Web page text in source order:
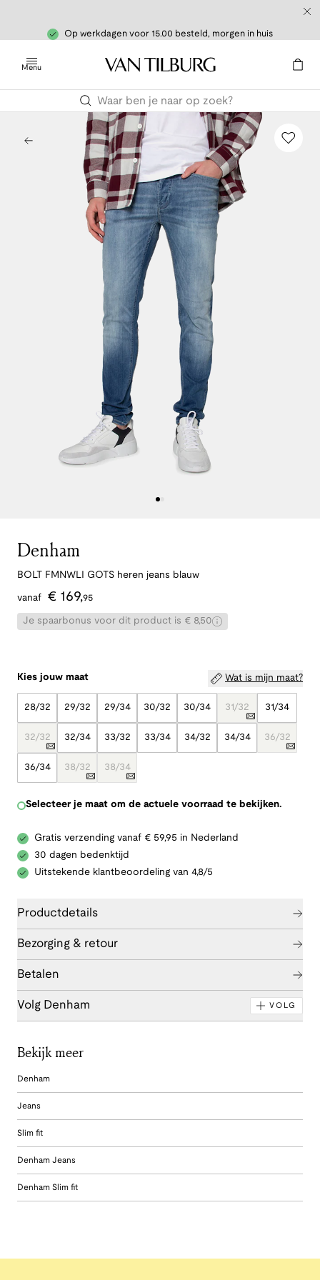
Op werkdagen voor 15.00 besteld, morgen in huis
Menu
Denham
BOLT FMNWLI GOTS heren jeans blauw
vanaf € 169,95
Je spaarbonus voor dit product is € 8,50
Kies jouw maat Wat is mijn maat?
28/32 29/32 29/34 30/32 30/34 31/32 31/34
32/32 32/34 33/32 33/34 34/32 34/34 36/32
36/34 38/32 38/34
Selecteer je maat om de actuele voorraad te bekijken.
Gratis verzending vanaf € 59,95 in Nederland
30 dagen bedenktijd
Uitstekende klantbeoordeling van 4,8/5
Productdetails
Bezorging & retour
Betalen
Volg Denham VOLG
Bekijk meer
Denham
Jeans
Slim fit
Denham Jeans
Denham Slim fit